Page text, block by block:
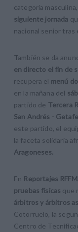
categoría
siguiente jornada
nacional senior tras
También se da
en directo el fin de
recupera el menú
en la mañana del
partido de Tercera
San Andrés -
este partido, el
la faceta solidaria
Aragoneses.
En Reportajes RFFM,
pruebas físicas que
árbitros y árbitros
Cotorruelo, la
Centro de